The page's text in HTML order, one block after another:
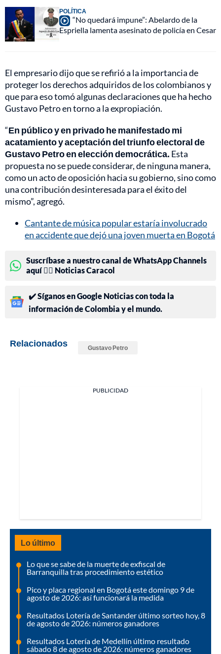
POLÍTICA
“No quedará impune”: Abelardo de la
Espriella lamenta asesinato de policía en Cesar
El empresario dijo que se refirió a la importancia de
proteger los derechos adquiridos de los colombianos y
que para eso tomó algunas declaraciones que ha hecho
Gustavo Petro en torno a la expropiación.
“En público y en privado he manifestado mi
acatamiento y aceptación del triunfo electoral de
Gustavo Petro en elección democrática. Esta
propuesta no se puede considerar, de ninguna manera,
como un acto de oposición hacia su gobierno, sino como
una contribución desinteresada para el éxito del
mismo”, agregó.
Cantante de música popular estaría involucrado
en accidente que dejó una joven muerta en Bogotá
Suscríbase a nuestro canal de WhatsApp Channels
aquí 👉🏻 Noticias Caracol
✔️ Síganos en Google Noticias con toda la
información de Colombia y el mundo.
Relacionados Gustavo Petro
PUBLICIDAD
Lo último
Lo que se sabe de la muerte de exfiscal de
Barranquilla tras procedimiento estético
Pico y placa regional en Bogotá este domingo 9 de
agosto de 2026: así funcionará la medida
Resultados Lotería de Santander último sorteo hoy, 8
de agosto de 2026: números ganadores
Resultados Lotería de Medellín último resultado
sábado 8 de agosto de 2026: números ganadores